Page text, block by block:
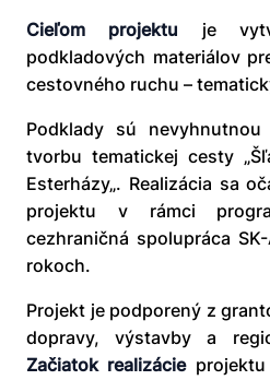
Cieľom projektu je
podkladových materiálov
cestovného ruchu –
Podklady sú
tvorbu tematickej cesty
Esterházy„. Realizácia sa
projektu v rámci
cezhraničná spolupráca
rokoch.
Projekt je podporený z
dopravy, výstavby a
Začiatok realizácieprojektu